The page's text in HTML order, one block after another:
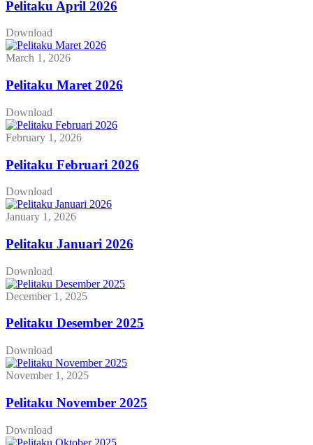
Pelitaku April 2026
Download
March 1, 2026
Pelitaku Maret 2026
Download
February 1, 2026
Pelitaku Februari 2026
Download
January 1, 2026
Pelitaku Januari 2026
Download
December 1, 2025
Pelitaku Desember 2025
Download
November 1, 2025
Pelitaku November 2025
Download